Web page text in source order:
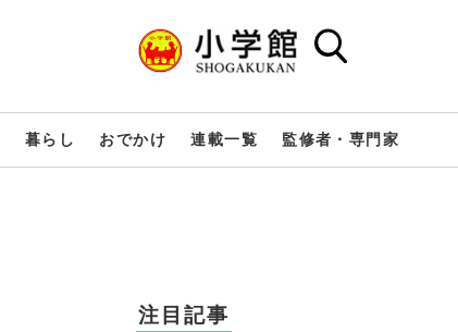
暮らし おでかけ 連載一覧 監修者・専門家
注目記事